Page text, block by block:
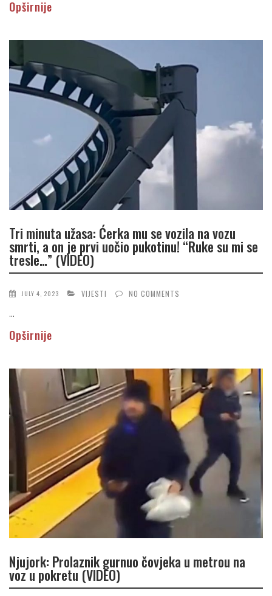
Opširnije
Tri minuta užasa: Ćerka mu se vozila na vozu
smrti, a on je prvi uočio pukotinu! “Ruke su mi se
tresle…” (VIDEO)
JULY 4, 2023 VIJESTI NO COMMENTS
...
Opširnije
Njujork: Prolaznik gurnuo čovjeka u metrou na
voz u pokretu (VIDEO)